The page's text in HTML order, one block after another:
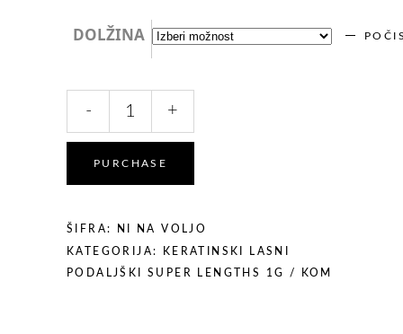
DOLŽINA
BLOND
Keratinski
podaljški
1g
-
- +
PURCHASE
ŠIFRA: NI NA VOLJO
KATEGORIJA:
KERATINSKI LASNI
PODALJŠKI SUPER LENGTHS 1G / KOM